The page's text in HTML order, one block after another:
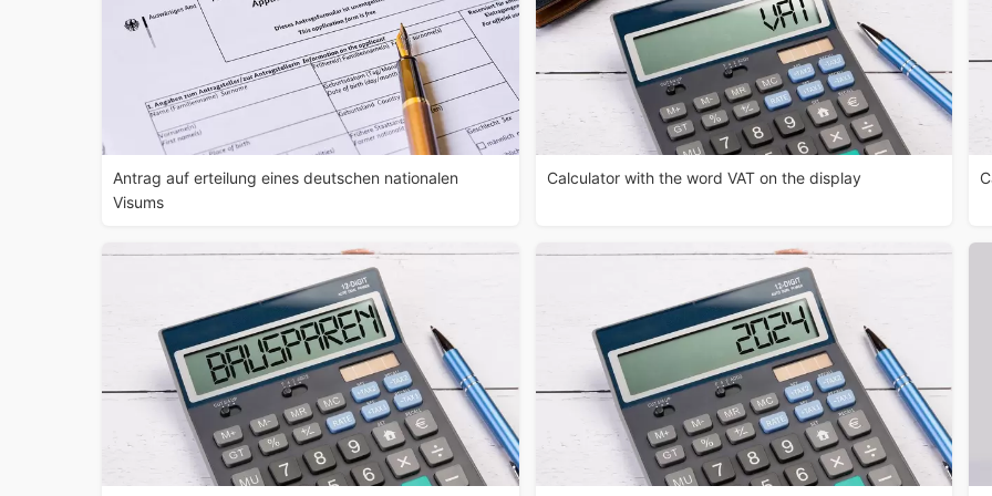
Antrag auf erteilung eines deutschen nationalen
Visums
Calculator with the word VAT on the display